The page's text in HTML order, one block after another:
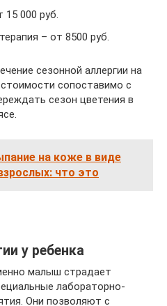
15 000 руб.
– от 8500 руб.
сезонной аллергии на
сопоставимо с
сезон цветения в
на коже в виде
что это
у ребенка
малыш страдает
лабораторно-
Они позволяют с